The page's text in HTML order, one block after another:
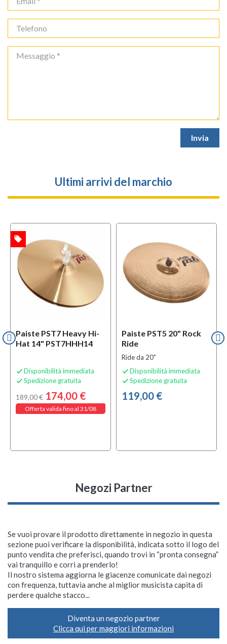
Ultimi arrivi del marchio
Paiste PST7 Heavy Hi-
Hat 14" PST7HHH14
 Disponibilità immediata
 Spedizione gratuita
189,00 € 174,00 €
Offerta valida fino al 31/08
local_offer
Paiste PST5 20" Rock
Ride
Ride da 20"
 Disponibilità immediata
 Spedizione gratuita
119,00 €
Negozi Partner
Se vuoi provare il prodotto direttamente in negozio in questa
sezione puoi verificare la disponibilità, indicata sotto il logo del
punto vendita che preferisci, quando trovi in “pronta consegna”
vai tranquillo e corri a prenderlo!
Il nostro sistema aggiorna le giacenze comunicate dai negozi
con frequenza, tuttavia anche al miglior musicista capita di
perdere qualche stacco...
Diventa un negozio partner
Clicca qui per maggiori informazioni